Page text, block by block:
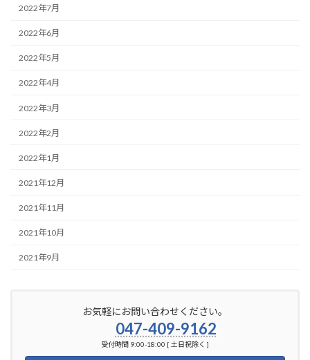
2022年7月
2022年6月
2022年5月
2022年4月
2022年3月
2022年2月
2022年1月
2021年12月
2021年11月
2021年10月
2021年9月
お気軽にお問い合わせください。
047-409-9162
受付時間 9:00-18:00 [ 土日祝除く ]